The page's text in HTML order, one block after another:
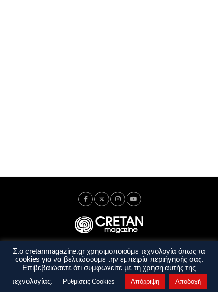
Ταυτότητα Πολιτική Απορρήτου
Όροι Χρήσης
Όροι και Προϋποθέσεις
Στο cretanmagazine.gr χρησιμοποιούμε τεχνολογία όπως τα
cookies για να βελτιώσουμε την εμπειρία περιήγησής σας.
Επιβεβαιώσετε ότι συμφωνείτε με τη χρήση αυτής της
τεχνολογίας.
Ρυθμίσεις Cookies Απόρριψη Αποδοχή